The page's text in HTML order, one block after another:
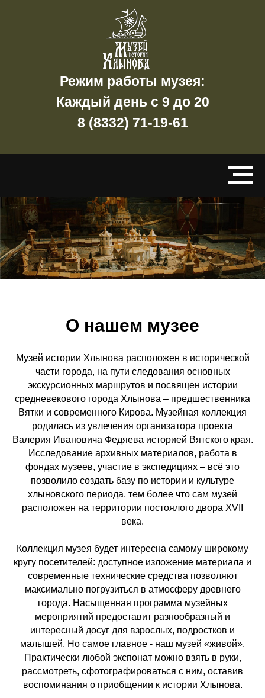
Режим работы музея:
Каждый день с 9 до 20
8 (8332) 71-19-61
О нашем музее
Музей истории Хлынова расположен в исторической
части города, на пути следования основных
экскурсионных маршрутов и посвящен истории
средневекового города Хлынова – предшественника
Вятки и современного Кирова. Музейная коллекция
родилась из увлечения организатора проекта
Валерия Ивановича Федяева историей Вятского края.
Исследование архивных материалов, работа в
фондах музеев, участие в экспедициях – всё это
позволило создать базу по истории и культуре
хлыновского периода, тем более что сам музей
расположен на территории постоялого двора XVII
века.
Коллекция музея будет интересна самому широкому
кругу посетителей: доступное изложение материала и
современные технические средства позволяют
максимально погрузиться в атмосферу древнего
города. Насыщенная программа музейных
мероприятий предоставит разнообразный и
интересный досуг для взрослых, подростков и
малышей. Но самое главное - наш музей «живой».
Практически любой экспонат можно взять в руки,
рассмотреть, сфотографироваться с ним, оставив
воспоминания о приобщении к истории Хлынова.